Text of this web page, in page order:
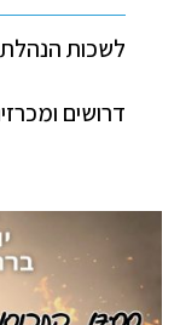
לשכות
דרושים